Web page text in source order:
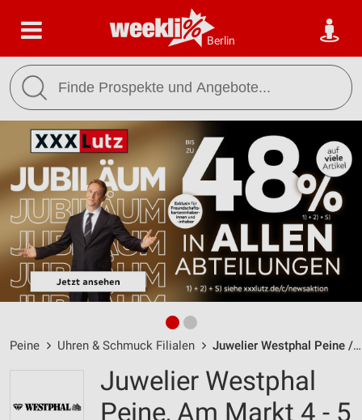
Berlin
Peine Uhren & Schmuck Filialen Juwelier Westphal Peine / Am Markt 4 - 5 - Öffnungszeiten & Adresse
Juwelier Westphal
Peine, Am Markt 4 - 5